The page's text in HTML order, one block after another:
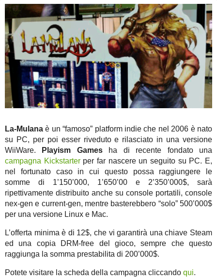
La-Mulana è un “famoso” platform indie che nel 2006 è nato
su PC, per poi esser riveduto e rilasciato in una versione
WiiWare.
Playism Gamesha di recente fondato una
campagna Kickstarterper far nascere un seguito su PC. E,
nel fortunato caso in cui questo possa raggiungere le
somme di 1’150’000, 1’650’00 e 2’350’000$, sarà
ripettivamente distribuito anche su console portatili, console
nex-gen e current-gen, mentre basterebbero “solo” 500’000$
per una versione Linux e Mac.
L’offerta minima è di 12$, che vi garantirà una chiave Steam
ed una copia DRM-free del gioco, sempre che questo
raggiunga la somma prestabilita di 200’000$.
Potete visitare la scheda della campagna cliccando qui.